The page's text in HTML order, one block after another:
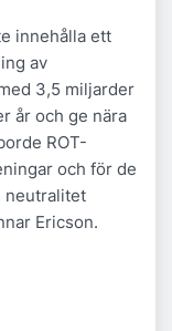
innehålla ett
av
3,5 miljarder
år och ge nära
ROT-
och för de
neutralitet
Ericson.